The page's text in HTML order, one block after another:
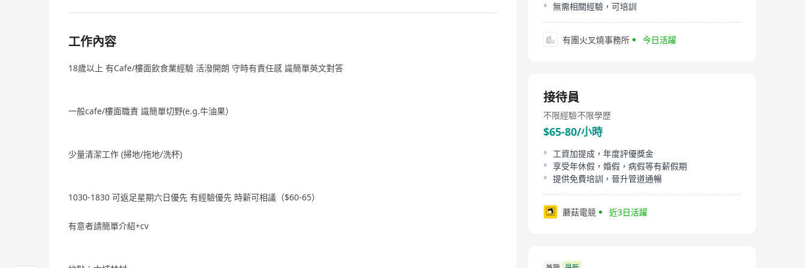
工作內容
18歲以上 有Cafe/樓面飲食業經驗 活潑開朗 守時有責任感 識簡單英文對答
一般cafe/樓面職責 識簡單切野(e.g.牛油果）
少量清潔工作 (掃地/拖地/洗杯)
1030-1830 可返足星期六日優先 有經驗優先 時薪可相議（$60-65）
有意者請簡單介紹+cv
無需相關經驗，可培訓
有團火叉燒事務所 今日活躍
接待員
不限經驗不限學歷
$65-80/小時
工資加提成，年度評優獎金
享受年休假，婚假，病假等有薪假期
提供免費培訓，晉升管道通暢
蘑菇電競 近3日活躍